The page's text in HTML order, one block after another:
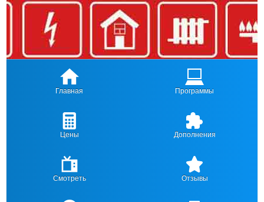
Главная Программы
Цены Дополнения
Смотреть Отзывы